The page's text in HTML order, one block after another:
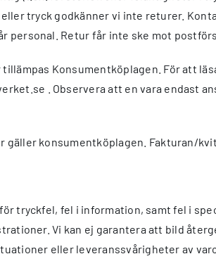
tryck godkänner vi inte returer.
personal. Retur får inte ske mot
Konsumentköplagen. För att
. Observera att en vara endast
gäller konsumentköplagen. Fakturan/
tryckfel, fel i information, samt fel i
Vi kan ej garantera att bild
eller leveranssvårigheter av